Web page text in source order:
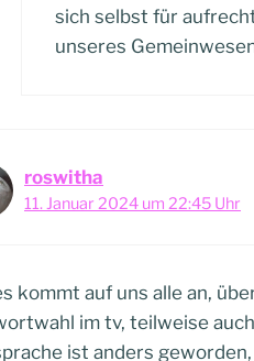
sich selbst für
unseres
roswitha
11. Januar 2024 um 22:45 Uhr
kommt auf uns alle an,
im tv, teilweise
ist anders